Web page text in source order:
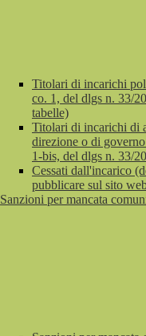
Titolari di incarichi
co. 1, del dlgs n. 33/
tabelle)
Titolari di incarichi di
direzione o di
1-bis, del dlgs n. 33/
Cessati dall'incarico
pubblicare sul sito
Sanzioni per mancata